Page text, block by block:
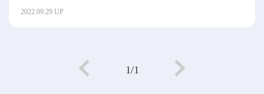
2022.09.29 UP
1/1